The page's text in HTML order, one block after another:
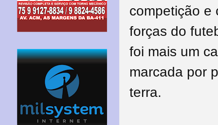
competição e
forças do
foi mais um
marcada por
terra.